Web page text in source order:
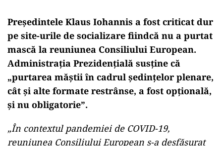
Președintele Klaus Iohannis a fost criticat dur
pe site-urile de socializare fiindcă nu a purtat
mască la reuniunea Consiliului European.
Administrația Prezidențială susține că
„purtarea măștii în cadrul ședințelor plenare,
cât și alte formate restrânse, a fost opțională,
și nu obligatorie”.
„În contextul pandemiei de COVID-19,
reuniunea Consiliului European s-a desfășurat